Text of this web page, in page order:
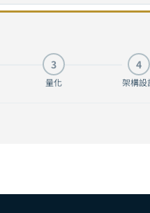
南：用 4 個位元裝下 70B 模型
3
量化
4
架構設